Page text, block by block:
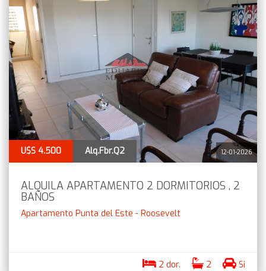
12-01-2026
U$S 4.500 Alq.Fbr.Q2
ALQUILA APARTAMENTO 2 DORMITORIOS , 2
BAÑOS
Apartamento Punta del Este - Roosevelt
2 dor. 2 Si